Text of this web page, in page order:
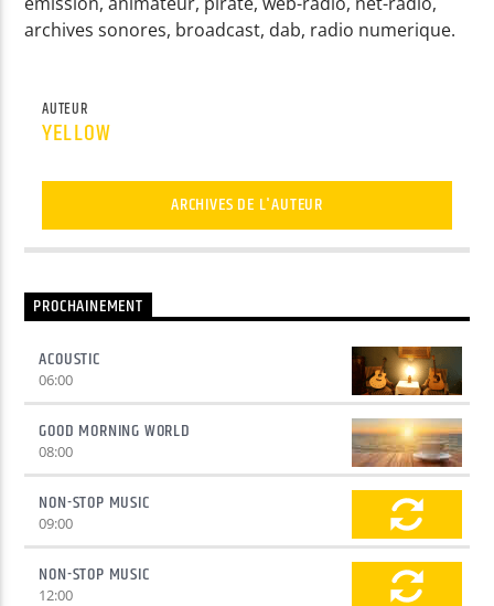
Yellow Party
archives sonores, broadcast, dab, radio numerique.
AUTEUR
YELLOW
ARCHIVES DE L'AUTEUR
PROCHAINEMENT
ACOUSTIC
06:00
GOOD MORNING WORLD
08:00
NON-STOP MUSIC
09:00
NON-STOP MUSIC
12:00